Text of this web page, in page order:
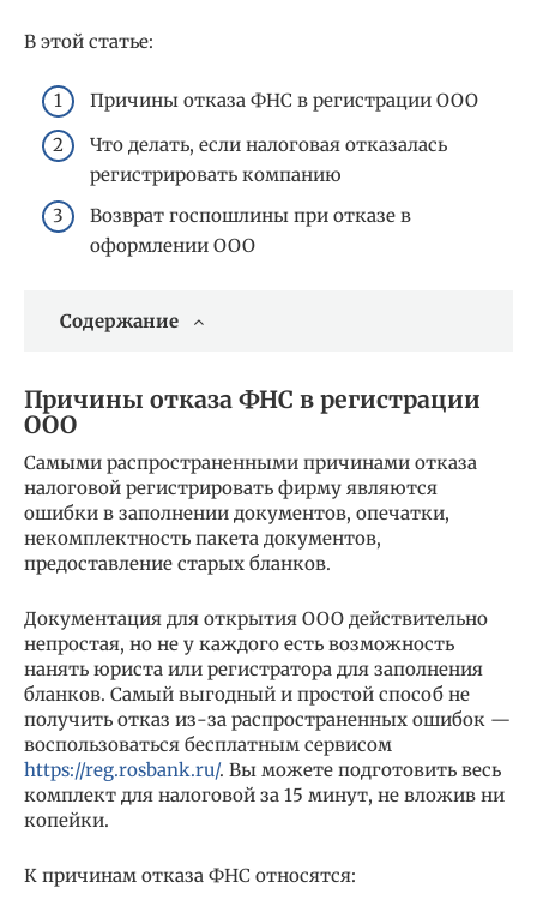
В этой статье:
Причины отказа ФНС в регистрации ООО
Что делать, если налоговая отказалась
регистрировать компанию
Возврат госпошлины при отказе в
оформлении ООО
Содержание
Причины отказа ФНС в регистрации
ООО
Самыми распространенными причинами отказа
налоговой регистрировать фирму являются
ошибки в заполнении документов, опечатки,
некомплектность пакета документов,
предоставление старых бланков.
Документация для открытия ООО действительно
непростая, но не у каждого есть возможность
нанять юриста или регистратора для заполнения
бланков. Самый выгодный и простой способ не
получить отказ из-за распространенных ошибок —
воспользоваться бесплатным сервисом
https://reg.rosbank.ru/. Вы можете подготовить весь
комплект для налоговой за 15 минут, не вложив ни
копейки.
К причинам отказа ФНС относятся: